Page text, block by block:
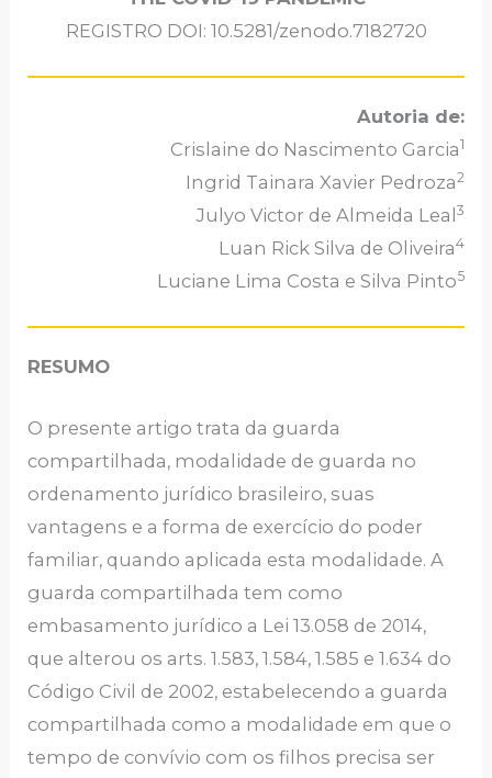
REGISTRO DOI: 10.5281/zenodo.7182720
Autoria de:
Crislaine do Nascimento Garcia1
Ingrid Tainara Xavier Pedroza2
Julyo Victor de Almeida Leal3
Luan Rick Silva de Oliveira4
Luciane Lima Costa e Silva Pinto5
RESUMO
O presente artigo trata da guarda
compartilhada, modalidade de guarda no
ordenamento jurídico brasileiro, suas
vantagens e a forma de exercício do poder
familiar, quando aplicada esta modalidade. A
guarda compartilhada tem como
embasamento jurídico a Lei 13.058 de 2014,
que alterou os arts. 1.583, 1.584, 1.585 e 1.634 do
Código Civil de 2002, estabelecendo a guarda
compartilhada como a modalidade em que o
tempo de convívio com os filhos precisa ser